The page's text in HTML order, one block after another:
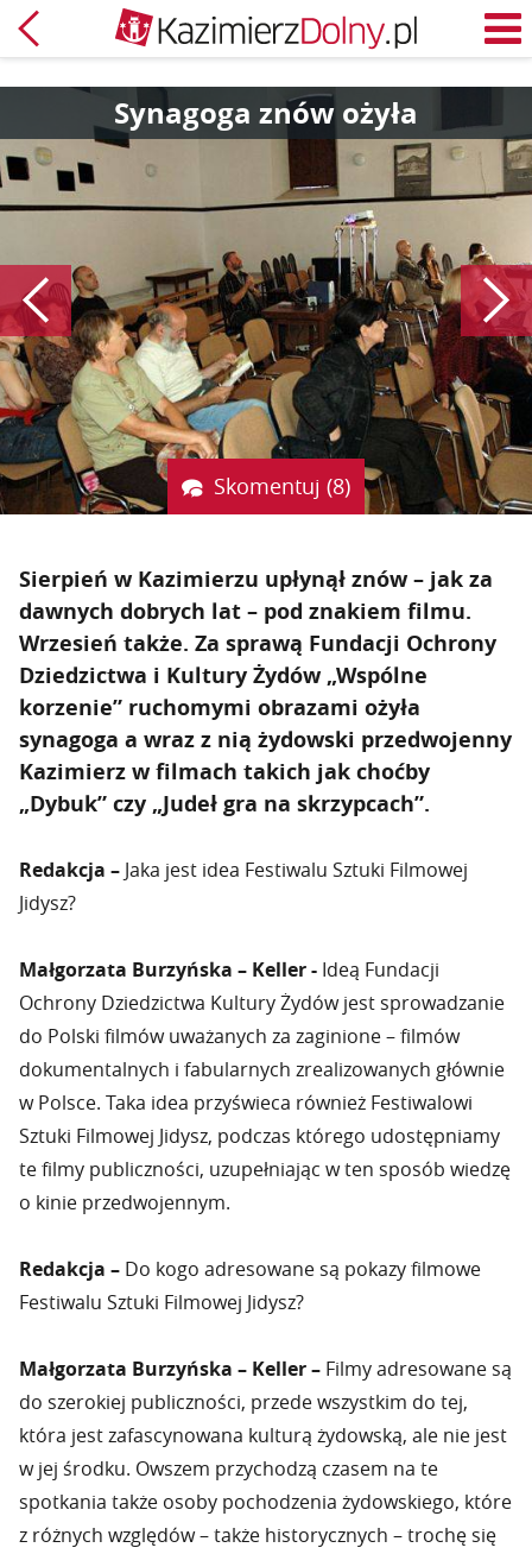
Powrót
Synagoga znów ożyła
Poprzedni
Skomentuj (8)
Sierpień w Kazimierzu upłynął znów – jak za
dawnych dobrych lat – pod znakiem filmu.
Wrzesień także. Za sprawą Fundacji Ochrony
Dziedzictwa i Kultury Żydów „Wspólne
korzenie” ruchomymi obrazami ożyła
synagoga a wraz z nią żydowski przedwojenny
Kazimierz w filmach takich jak choćby
„Dybuk” czy „Judeł gra na skrzypcach”.
Redakcja – Jaka jest idea Festiwalu Sztuki Filmowej
Jidysz?
Małgorzata Burzyńska – Keller - Ideą Fundacji
Ochrony Dziedzictwa Kultury Żydów jest sprowadzanie
do Polski filmów uważanych za zaginione – filmów
dokumentalnych i fabularnych zrealizowanych głównie
w Polsce. Taka idea przyświeca również Festiwalowi
Sztuki Filmowej Jidysz, podczas którego udostępniamy
te filmy publiczności, uzupełniając w ten sposób wiedzę
o kinie przedwojennym.
Redakcja – Do kogo adresowane są pokazy filmowe
Festiwalu Sztuki Filmowej Jidysz?
Małgorzata Burzyńska – Keller – Filmy adresowane są
do szerokiej publiczności, przede wszystkim do tej,
która jest zafascynowana kulturą żydowską, ale nie jest
w jej środku. Owszem przychodzą czasem na te
spotkania także osoby pochodzenia żydowskiego, które
z różnych względów – także historycznych – trochę się